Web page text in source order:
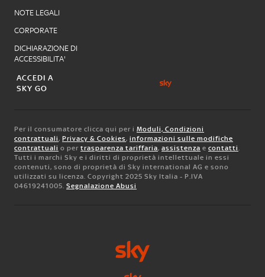
NOTE LEGALI
CORPORATE
DICHIARAZIONE DI
ACCESSIBILITA'
ACCEDI A
SKY GO
Per il consumatore clicca qui per i Moduli, Condizioni
contrattuali, Privacy & Cookies, informazioni sulle modifiche
contrattuali o per trasparenza tariffaria, assistenza e contatti.
Tutti i marchi Sky e i diritti di proprietà intellettuale in essi
contenuti, sono di proprietà di Sky international AG e sono
utilizzati su licenza. Copyright 2025 Sky Italia - P.IVA
04619241005. Segnalazione Abusi